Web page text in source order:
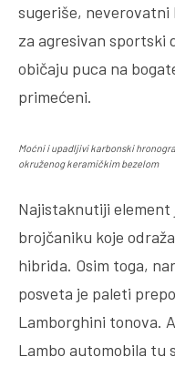
sugeriše, neverovatni
za agresivan sportski
običaju puca na
primećeni.
Moćni i upadljivi karbonski
okruženog keramičkim bezelom
Najistaknutiji element
brojčaniku koje
hibrida. Osim toga,
posveta je paleti
Lamborghini tonova.
Lambo automobila tu